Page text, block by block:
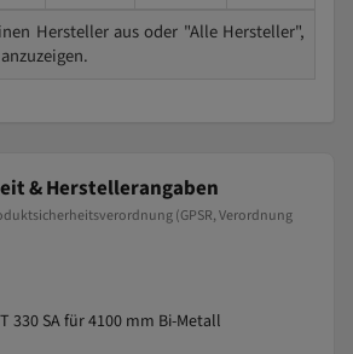
Hersteller aus oder "Alle Hersteller",
& Herstellerangaben
(GPSR, Verordnung
330 SA für 4100 mm Bi-Metall